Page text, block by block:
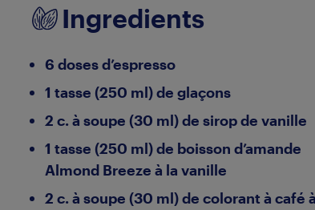
Ingredients
6 doses d’espresso
1 tasse (250 ml) de glaçons
2 c. à soupe (30 ml) de sirop de vanille
1 tasse (250 ml) de boisson d’amande
Almond Breeze à la vanille
2 c. à soupe (30 ml) de colorant à café à